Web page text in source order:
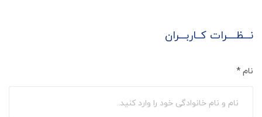
نـــظــــرات کــاربـــران
نام *